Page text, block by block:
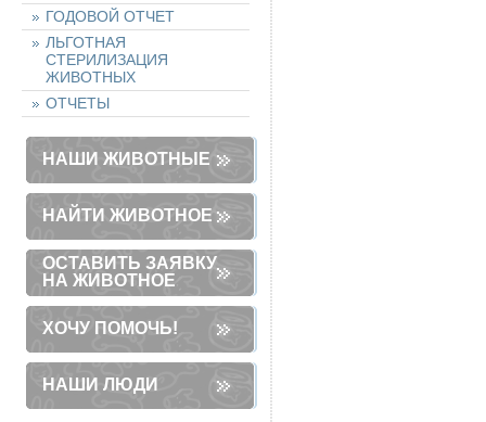
ГОДОВОЙ ОТЧЕТ
ЛЬГОТНАЯ
СТЕРИЛИЗАЦИЯ
ЖИВОТНЫХ
ОТЧЕТЫ
НАШИ ЖИВОТНЫЕ
НАЙТИ ЖИВОТНОЕ
ОСТАВИТЬ ЗАЯВКУ
НА ЖИВОТНОЕ
ХОЧУ ПОМОЧЬ!
НАШИ ЛЮДИ